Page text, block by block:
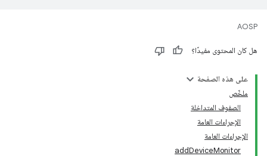
AOSP
هل كان المحتوى مفيدًا؟
على هذه الصفحة
ملخّص
الصفوف المتداخلة
الإجراءات العامة
الإجراءات العامة
addDeviceMonitor